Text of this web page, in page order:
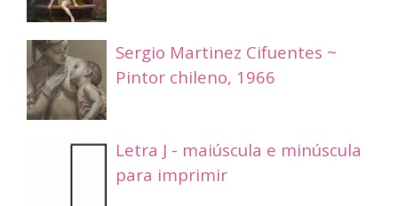
Sergio Martinez Cifuentes ~
Pintor chileno, 1966
Letra J - maiúscula e minúscula
para imprimir